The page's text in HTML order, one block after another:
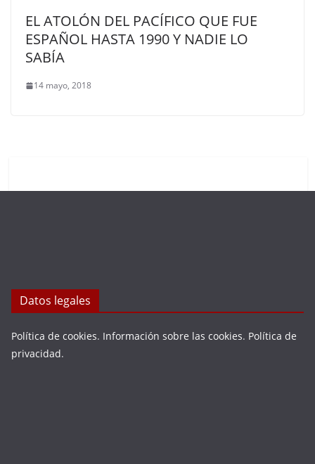
EL ATOLÓN DEL PACÍFICO QUE FUE
ESPAÑOL HASTA 1990 Y NADIE LO
SABÍA
14 mayo, 2018
Datos legales
Política de cookies. Información sobre las cookies. Política de
privacidad.